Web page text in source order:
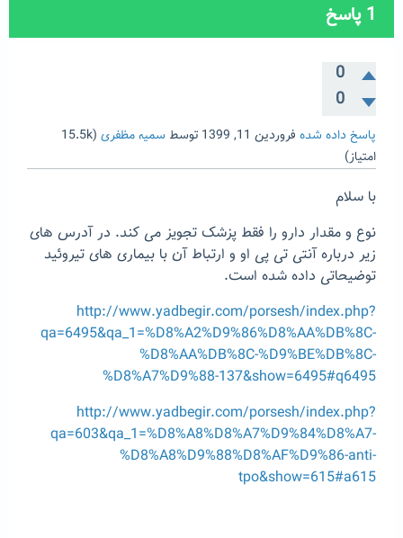
1پاسخ
0
0
پاسخ داده شده فروردین 11, 1399 توسط سمیه مظفری (
15.5k
امتیاز)
با سلام
نوع و مقدار دارو را فقط پزشک تجویز می کند. در آدرس های
زیر درباره آنتی تی پی او و ارتباط آن با بیماری های تیروئید
توضیحاتی داده شده است.
http://www.yadbegir.com/porsesh/index.php?
qa=6495&qa_1=%D8%A2%D9%86%D8%AA%DB%8C-
%D8%AA%DB%8C-%D9%BE%DB%8C-
%D8%A7%D9%88-137&show=6495#q6495
http://www.yadbegir.com/porsesh/index.php?
qa=603&qa_1=%D8%A8%D8%A7%D9%84%D8%A7-
%D8%A8%D9%88%D8%AF%D9%86-anti-
tpo&show=615#a615